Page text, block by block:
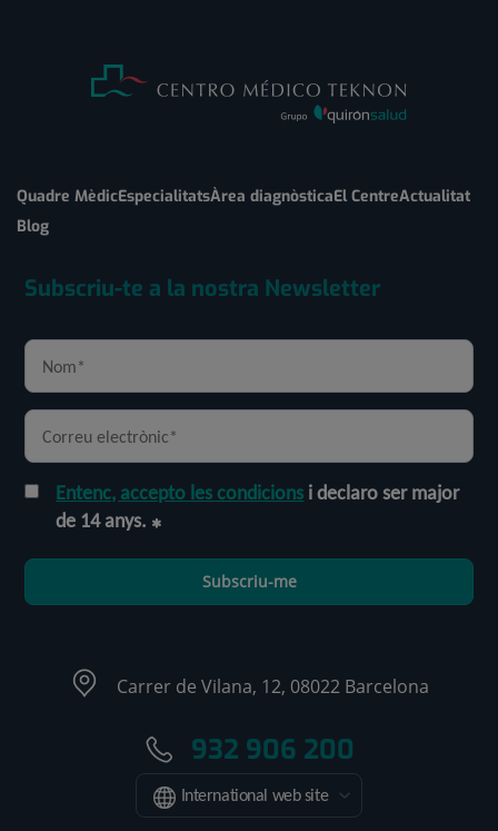
Quadre MèdicEspecialitatsÀrea diagnòsticaEl CentreActualitat
Blog
Subscriu-te a la nostra Newsletter
Entenc, accepto les condicions i declaro ser major
de 14 anys.
Subscriu-me
Carrer de Vilana, 12, 08022 Barcelona
932 906 200
International web site